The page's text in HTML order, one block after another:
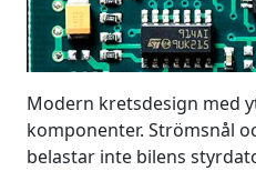
Modern kretsdesign med
komponenter. Strömsnål
belastar inte bilens